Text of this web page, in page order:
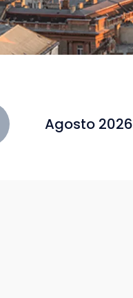
Agosto 2026